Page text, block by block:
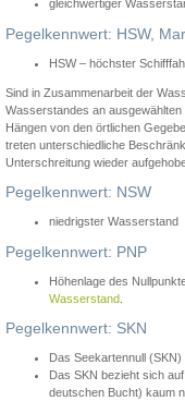
gleichwertiger
Pegelkennwert: HSW,
HSW – höchster
Sind in Zusammenarbeit der
Wasserstandes an
Hängen von den örtlichen
treten unterschiedliche
Unterschreitung wieder
Pegelkennwert: NSW
niedrigster Wasserstand
Pegelkennwert: PNP
Höhenlage des
Wasserstand
Pegelkennwert: SKN
Das Seekartennull
Das SKN bezieht sich
deutschen Bucht) kaum